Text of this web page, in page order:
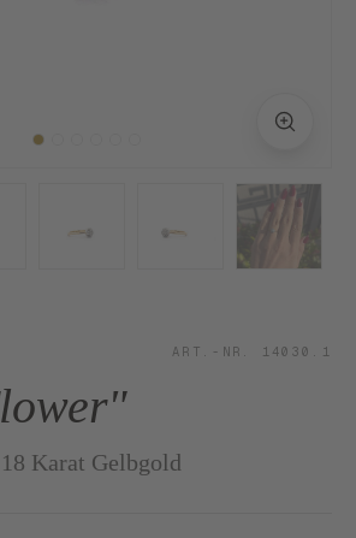
ART.-NR. 14030.1
Karat Gelbgold